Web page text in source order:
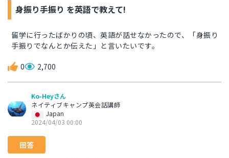
身振り手振り を英語で教えて!
留学に行ったばかりの頃、英語が話せなかったので、「身振り
手振りでなんとか伝えた」と言いたいです。
0 2,700
Ko-Heyさん
ネイティブキャンプ英会話講師
Japan
2024/04/03 00:00
回答